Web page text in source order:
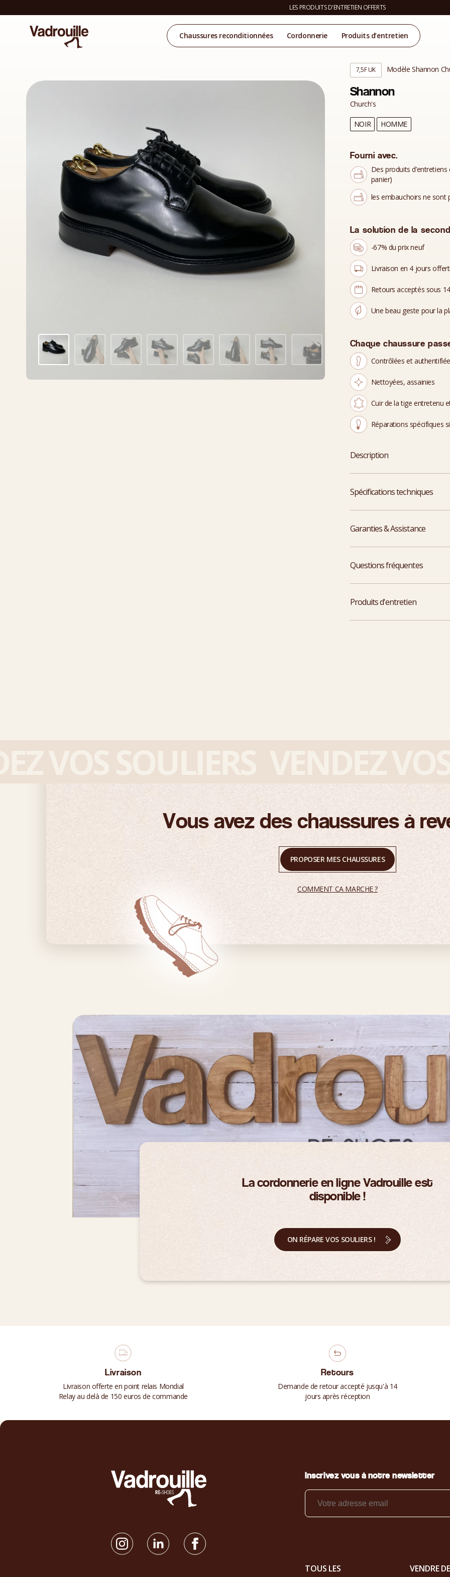
LES PRODUITS D'ENTRETIEN OFFERTS
Chaussures reconditionnées Cordonnerie Produits d’entretien
7,5F UK Modèle Shannon
Shannon
Church's
NOIR HOMME
Fourni avec.
Des produits
panier)
les embauchoirs ne sont
La solution de la
-67% du prix neuf
Livraison en 4 jours
Retours acceptés sous
Une beau geste pour la
Chaque chaussure
Contrôlées et
Nettoyées, assainies
Cuir de la tige entretenu
Réparations spécifiques
Description
Spécifications techniques
Garanties & Assistance
Questions fréquentes
Produits d'entretien
Vous avez des chaussures à
PROPOSER MES CHAUSSURES
COMMENT CA MARCHE ?
La cordonnerie en ligne Vadrouille est
disponible !
ON RÉPARE VOS SOULIERS !
Livraison
Livraison offerte en point relais Mondial
Relay au delà de 150 euros de commande
Retours
Demande de retour accepté jusqu'à 14
jours après réception
Inscrivez vous à notre newsletter
TOUS LES VENDRE